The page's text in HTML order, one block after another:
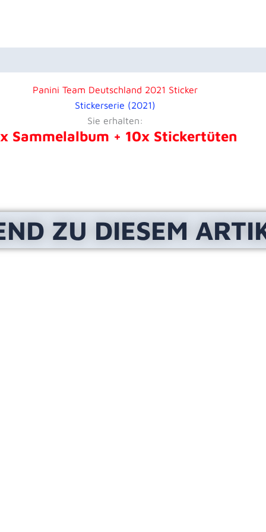
Panini Team Deutschland 2021 Sticker
Stickerserie (2021)
Sie erhalten:
Sammelalbum + 10x Stickertüten
ZU DIESEM